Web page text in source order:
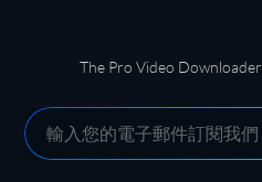
The Pro Video Downloader